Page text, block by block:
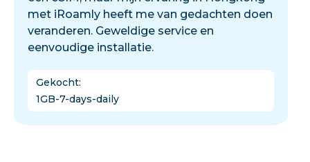
met iRoamly heeft me van gedachten doen
veranderen. Geweldige service en
eenvoudige installatie.
Gekocht:
1GB-7-days-daily